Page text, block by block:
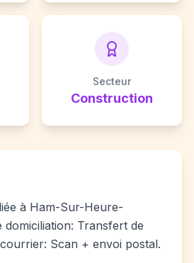
Secteur
Construction
à Ham-Sur-Heure-
domiciliation: Transfert de
Scan + envoi postal.